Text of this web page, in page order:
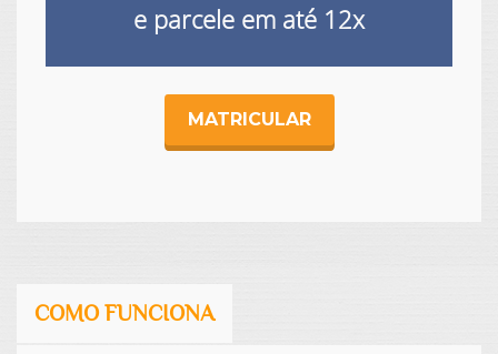
e parcele em até 12x
MATRICULAR
COMO FUNCIONA